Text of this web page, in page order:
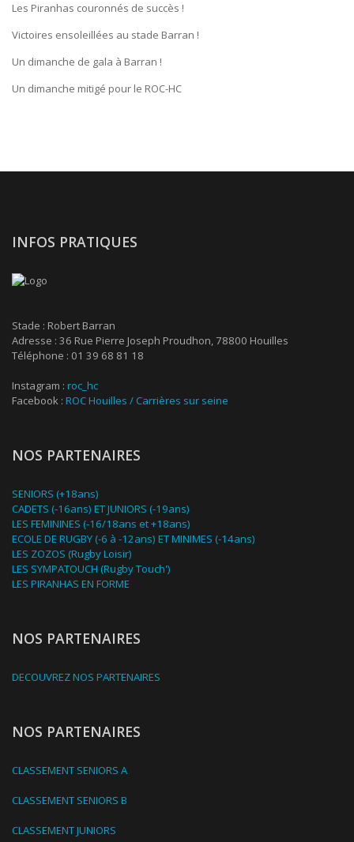
Les Piranhas couronnés de succès !
Victoires ensoleillées au stade Barran !
Un dimanche de gala à Barran !
Un dimanche mitigé pour le ROC-HC
INFOS PRATIQUES
Stade : Robert Barran
Adresse : 36 Rue Pierre Joseph Proudhon, 78800 Houilles
Téléphone : 01 39 68 81 18
Instagram : roc_hc
Facebook : ROC Houilles / Carrières sur seine
NOS PARTENAIRES
SENIORS (+18ans)
CADETS (-16ans) ET JUNIORS (-19ans)
LES FEMININES (-16/18ans et +18ans)
ECOLE DE RUGBY (-6 à -12ans) ET MINIMES (-14ans)
LES ZOZOS (Rugby Loisir)
LES SYMPATOUCH (Rugby Touch')
LES PIRANHAS EN FORME
NOS PARTENAIRES
DECOUVREZ NOS PARTENAIRES
NOS PARTENAIRES
CLASSEMENT SENIORS A
CLASSEMENT SENIORS B
CLASSEMENT JUNIORS